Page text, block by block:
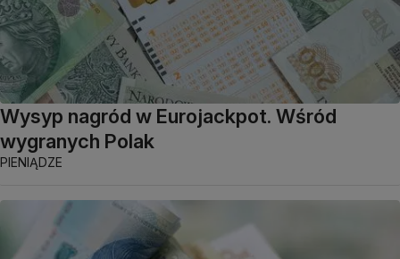
Wysyp nagród w Eurojackpot. Wśród
wygranych Polak
PIENIĄDZE